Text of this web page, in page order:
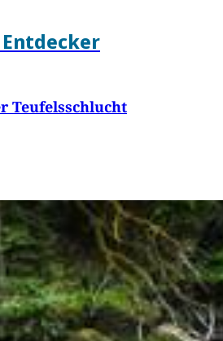
Teufelsschlucht